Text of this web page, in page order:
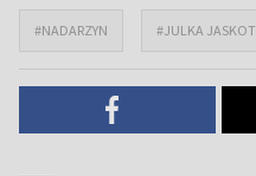
#NADARZYN #JULKA JASKOT